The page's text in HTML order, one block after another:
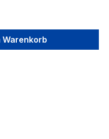
Wert
Warenkorb